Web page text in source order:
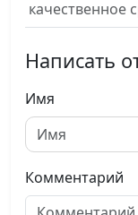
качественное
Написать
Имя
Комментарий